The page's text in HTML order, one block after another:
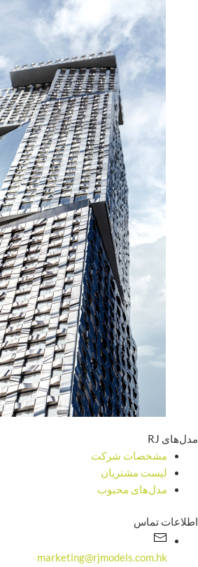
مدل‌های RJ
مشخصات شرکت
لیست مشتریان
مدل‌های محبوب
اطلاعات تماس
marketing@rjmodels.com.hk